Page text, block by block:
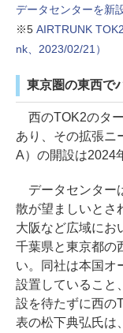
データセンターを新
※5 AIRTRUNK
nk、2023/02/21）
東京圏の東西で
西のTOK2のタ
あり、その拡張ニ
A）の開設は2024
データセンター
散が望ましいとさ
大阪など広域にお
千葉県と東京都の
い。同社は本国オ
設置していること
設を待たずに西の
表の松下典弘氏は